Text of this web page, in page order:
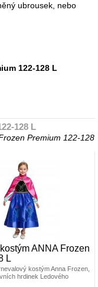
ubrousek, nebo
122-128 L
128 L
Premium 122-128
ANNA Frozen
L
kostým Anna Frozen,
hrdinek Ledového